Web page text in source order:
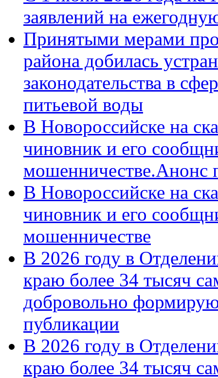
заявлений на
Принятыми мерами
района добилась
законодательства в
питьевой воды
В Новороссийске на
чиновник и его
мошенничестве.Анонс
В Новороссийске на
чиновник и его
мошенничестве
В 2026 году в
краю более 34 тысяч
добровольно
публикации
В 2026 году в
краю более 34 тысяч